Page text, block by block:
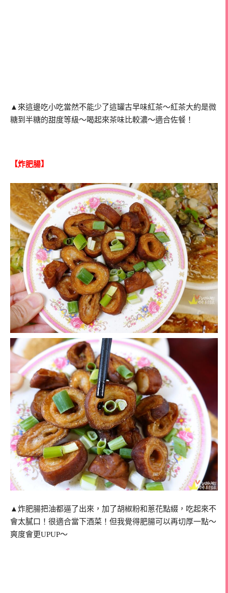
▲來這邊吃小吃當然不能少了這罐古早味紅茶～紅茶大約是微
糖到半糖的甜度等級～喝起來茶味比較濃～適合佐餐！
【炸肥腸】
▲炸肥腸把油都逼了出來，加了胡椒粉和蔥花點綴，吃起來不
會太膩口！很適合當下酒菜！但我覺得肥腸可以再切厚一點～
爽度會更UPUP～